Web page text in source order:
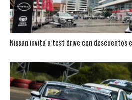
Nissan invita a test drive con descuentos